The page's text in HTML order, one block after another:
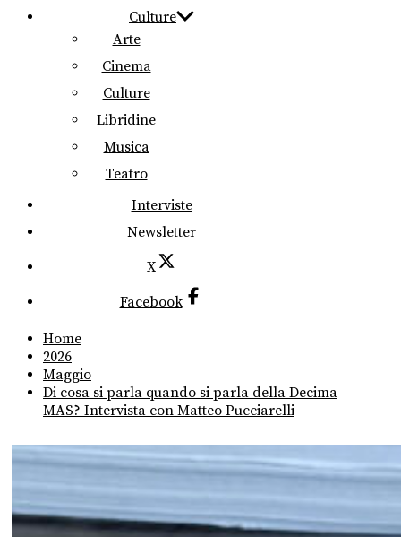
Culture
Arte
Cinema
Culture
Libridine
Musica
Teatro
Interviste
Newsletter
X
Facebook
Home
2026
Maggio
Di cosa si parla quando si parla della Decima
MAS? Intervista con Matteo Pucciarelli